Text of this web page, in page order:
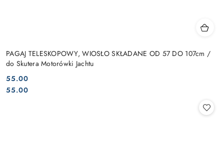
PAGAJ TELESKOPOWY, WIOSŁO SKŁADANE OD 57 DO 107cm /
do Skutera Motorówki Jachtu
Cena:
55.00
Cena:
55.00